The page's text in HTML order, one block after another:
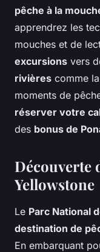
pêche à la
apprendrez les
mouches et de
excursions vers
rivières comme la
moments de
réserver votre
des bonus de
Découverte
Yellowstone
Le Parc National
destination de
En embarquant